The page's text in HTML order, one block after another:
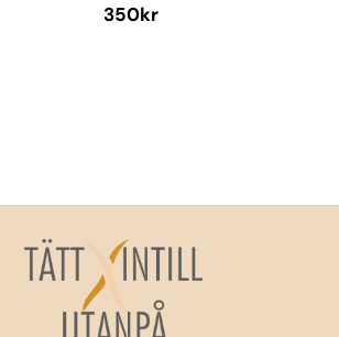
350kr
olika
alternativen